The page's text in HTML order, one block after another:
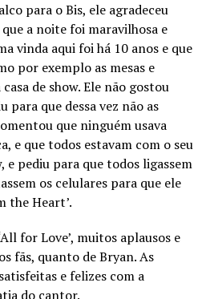
para o Bis, ele agradeceu
a noite foi maravilhosa e
vinda aqui foi há 10 anos e que
por exemplo as mesas e
de show. Ele não gostou
para que dessa vez não as
que ninguém usava
e que todos estavam com o seu
e pediu para que todos ligassem
os celulares para que ele
the Heart’.
for Love’, muitos aplausos e
fãs, quanto de Bryan. As
e felizes com a
do cantor.